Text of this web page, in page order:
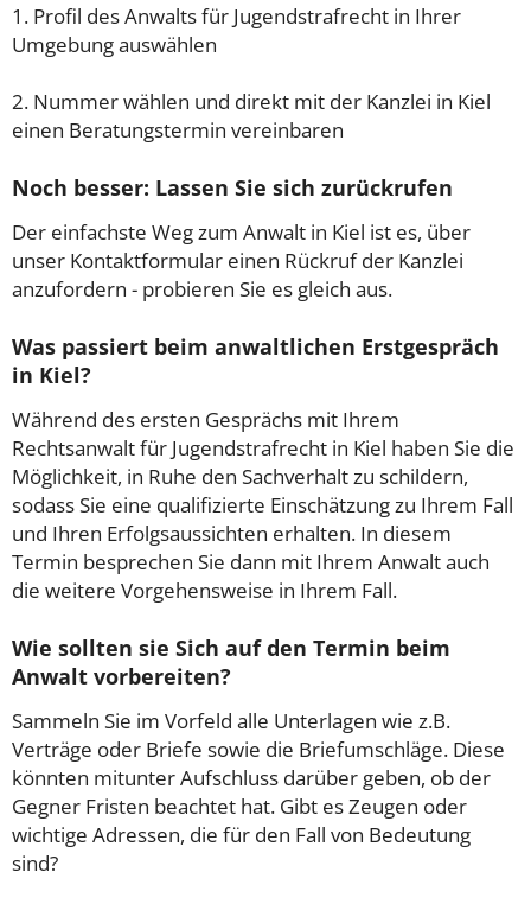
1. Profil des Anwalts für Jugendstrafrecht in Ihrer
Umgebung auswählen
2. Nummer wählen und direkt mit der Kanzlei in Kiel
einen Beratungstermin vereinbaren
Noch besser: Lassen Sie sich zurückrufen
Der einfachste Weg zum Anwalt in Kiel ist es, über
unser Kontaktformular einen Rückruf der Kanzlei
anzufordern - probieren Sie es gleich aus.
Was passiert beim anwaltlichen Erstgespräch
in Kiel?
Während des ersten Gesprächs mit Ihrem
Rechtsanwalt für Jugendstrafrecht in Kiel haben Sie die
Möglichkeit, in Ruhe den Sachverhalt zu schildern,
sodass Sie eine qualifizierte Einschätzung zu Ihrem Fall
und Ihren Erfolgsaussichten erhalten. In diesem
Termin besprechen Sie dann mit Ihrem Anwalt auch
die weitere Vorgehensweise in Ihrem Fall.
Wie sollten sie Sich auf den Termin beim
Anwalt vorbereiten?
Sammeln Sie im Vorfeld alle Unterlagen wie z.B.
Verträge oder Briefe sowie die Briefumschläge. Diese
könnten mitunter Aufschluss darüber geben, ob der
Gegner Fristen beachtet hat. Gibt es Zeugen oder
wichtige Adressen, die für den Fall von Bedeutung
sind?